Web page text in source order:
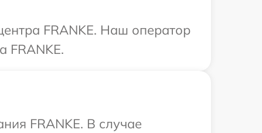
FRANKE. Наш оператор
FRANKE.
FRANKE. В случае